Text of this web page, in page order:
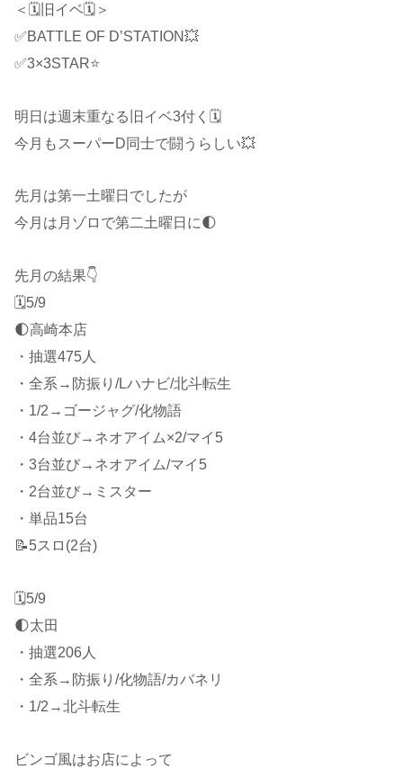
＜🗓旧イベ🗓＞
✅BATTLE OF D’STATION💥
✅3×3STAR⭐️
明日は週末重なる旧イベ3付く🗓
今月もスーパーD同士で闘うらしい💥
先月は第一土曜日でしたが
今月は月ゾロで第二土曜日に🌓
先月の結果👇
🗓5/9
🌓高崎本店
・抽選475人
・全系→防振り/Lハナビ/北斗転生
・1/2→ゴージャグ/化物語
・4台並び→ネオアイム×2/マイ5
・3台並び→ネオアイム/マイ5
・2台並び→ミスター
・単品15台
📝5スロ(2台)
🗓5/9
🌓太田
・抽選206人
・全系→防振り/化物語/カバネリ
・1/2→北斗転生
ビンゴ風はお店によって